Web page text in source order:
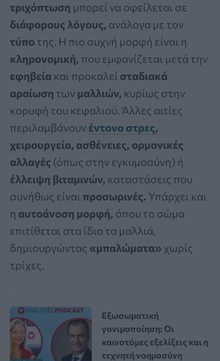
τριχόπτωση μπορεί να οφείλεται σε
διάφορους λόγους, ανάλογα με τον
τύπο της. Η πιο συχνή μορφή είναι η
κληρονομική, που εμφανίζεται μετά την
εφηβεία και προκαλεί σταδιακά
αραίωση των μαλλιών, κυρίως στην
κορυφή του κεφαλιού. Άλλες αιτίες
περιλαμβάνουν έντονο στρες,
χειρουργεία, ασθένειες, ορμονικές
αλλαγές (όπως στην εγκυμοσύνη) ή
έλλειψη βιταμινών, καταστάσεις που
συνήθως είναι προσωρινές. Υπάρχει και
η αυτοάνοση μορφή, όπου το σώμα
επιτίθεται στα ίδια τα μαλλιά,
δημιουργώντας «μπαλώματα»χωρίς
τρίχες.
Εξωσωματική
γονιμοποίηση: Οι
καινοτόμες εξελίξεις και η
τεχνητή νοημοσύνη